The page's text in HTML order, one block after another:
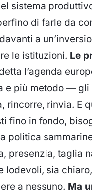
sistema
di farle da
a
le istituzioni. Le
l’agenda
e più metodo — gli
rincorre, rinvia. E
fino in fondo,
politica
presenzia, taglia
lodevoli, sia
a nessuno. Ma